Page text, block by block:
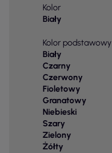
Kolor
Biały
Kolor podstawowy
Biały
Czarny
Czerwony
Fioletowy
Granatowy
Niebieski
Szary
Zielony
Żółty